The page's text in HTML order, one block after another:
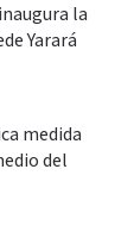
la
Yarará
medida
del